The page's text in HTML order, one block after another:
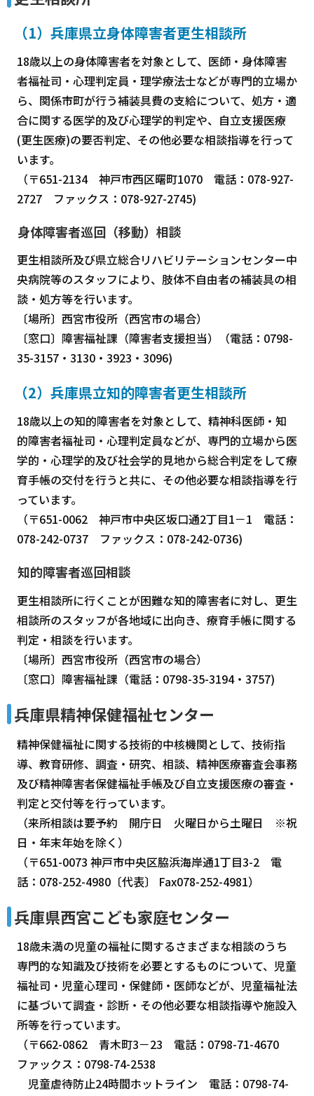
（1）兵庫県立身体障害者更生相談所
18歳以上の身体障害者を対象として、医師・身体障害
者福祉司・心理判定員・理学療法士などが専門的立場か
ら、関係市町が行う補装具費の支給について、処方・適
合に関する医学的及び心理学的判定や、自立支援医療
(更生医療)の要否判定、その他必要な相談指導を行って
います。
（〒651-2134 神戸市西区曙町1070 電話：078-927-
2727 ファックス：078-927-2745)
身体障害者巡回（移動）相談
更生相談所及び県立総合リハビリテーションセンター中
央病院等のスタッフにより、肢体不自由者の補装具の相
談・処方等を行います。
〔場所〕西宮市役所（西宮市の場合）
〔窓口〕障害福祉課（障害者支援担当）（電話：0798-
35-3157・3130・3923・3096)
（2）兵庫県立知的障害者更生相談所
18歳以上の知的障害者を対象として、精神科医師・知
的障害者福祉司・心理判定員などが、専門的立場から医
学的・心理学的及び社会学的見地から総合判定をして療
育手帳の交付を行うと共に、その他必要な相談指導を行
っています。
（〒651-0062 神戸市中央区坂口通2丁目1－1 電話：
078-242-0737 ファックス：078-242-0736)
知的障害者巡回相談
更生相談所に行くことが困難な知的障害者に対し、更生
相談所のスタッフが各地域に出向き、療育手帳に関する
判定・相談を行います。
〔場所〕西宮市役所（西宮市の場合）
〔窓口〕障害福祉課（電話：0798-35-3194・3757)
兵庫県精神保健福祉センター
精神保健福祉に関する技術的中核機関として、技術指
導、教育研修、調査・研究、相談、精神医療審査会事務
及び精神障害者保健福祉手帳及び自立支援医療の審査・
判定と交付等を行っています。
（来所相談は要予約 開庁日 火曜日から土曜日 ※祝
日・年末年始を除く）
（〒651-0073 神戸市中央区脇浜海岸通1丁目3-2 電
話：078-252-4980〔代表〕 Fax078-252-4981）
兵庫県西宮こども家庭センター
18歳未満の児童の福祉に関するさまざまな相談のうち
専門的な知識及び技術を必要とするものについて、児童
福祉司・児童心理司・保健師・医師などが、児童福祉法
に基づいて調査・診断・その他必要な相談指導や施設入
所等を行っています。
（〒662-0862 青木町3－23 電話：0798-71-4670
ファックス：0798-74-2538
児童虐待防止24時間ホットライン 電話：0798-74-